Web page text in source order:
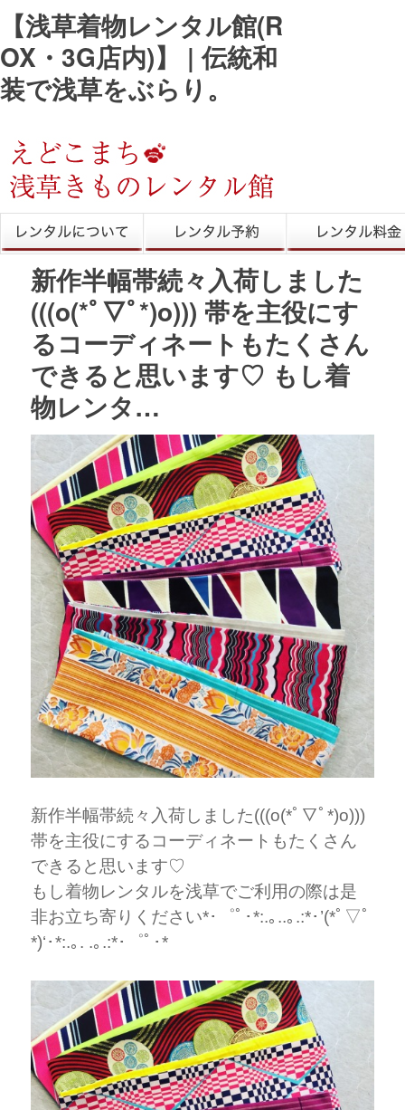
【浅草着物レンタル館(R
OX・3G店内)】 | 伝統和
装で浅草をぶらり。
きものレンタル レンタル予約 レンタル料金
新作半幅帯続々入荷しました
(((o(*ﾟ▽ﾟ*)o))) 帯を主役にす
るコーディネートもたくさん
できると思います♡ もし着
物レンタ…
新作半幅帯続々入荷しました(((o(*ﾟ▽ﾟ*)o)))
帯を主役にするコーディネートもたくさん
できると思います♡
もし着物レンタルを浅草でご利用の際は是
非お立ち寄りください*･゜ﾟ･*:.｡..｡.:*･’(*ﾟ▽ﾟ
*)‘･*:.｡. .｡.:*･゜ﾟ･*